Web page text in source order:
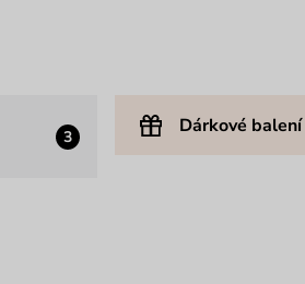
3 Dárkové balení